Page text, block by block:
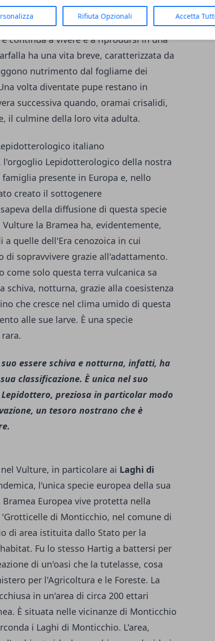
Rifiuta Opzionali Accetta
semplicemente farfalla o falena del
guerriera, ha saputo resistere e
continua a vivere e a riprodursi in una
ha una vita breve, caratterizzata da
nutrimento dal fogliame dei
volta diventate pupe restano in
successiva quando, oramai crisalidi,
il culmine della loro vita adulta.
italiano
l'orgoglio Lepidotterologico della nostra
presente in Europa e, nello
creato il sottogenere
della diffusione di questa specie
la Bramea ha, evidentemente,
quelle dell'Era cenozoica in cui
di sopravvivere grazie all'adattamento.
come solo questa terra vulcanica sa
schiva, notturna, grazie alla coesistenza
che cresce nel clima umido di questa
alle sue larve. È una specie
essere schiva e notturna, infatti, ha
classificazione. È unica nel suo
preziosa in particolar modo
un tesoro nostrano che è
Vulture, in particolare ai Laghi di
l'unica specie europea della sua
Europea vive protetta nella
di Monticchio, nel comune di
di area istituita dallo Stato per la
Fu lo stesso Hartig a battersi per
di un'oasi che la tutelasse, cosa
per l'Agricoltura e le Foreste. La
in un'area di circa 200 ettari
È situata nelle vicinanze di Monticchio
i Laghi di Monticchio. L'area,